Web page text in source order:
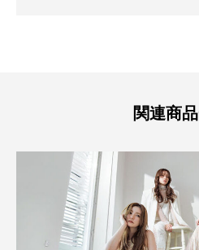
関連商